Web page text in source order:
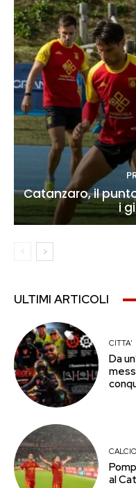
Catanzaro, il
i
ULTIMI ARTICOLI
CITTA'
Da
al